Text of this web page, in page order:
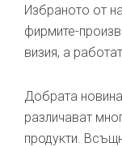
Избраното от
фирмите-
визия, а
Добрата
различават
продукти.